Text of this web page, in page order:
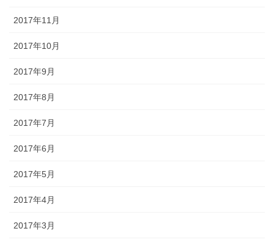
2017年11月
2017年10月
2017年9月
2017年8月
2017年7月
2017年6月
2017年5月
2017年4月
2017年3月